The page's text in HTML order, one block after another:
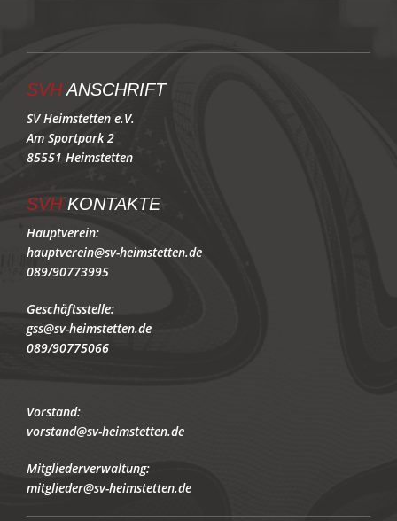
SVHANSCHRIFT
SV Heimstetten e.V.
Am Sportpark 2
85551 Heimstetten
SVHKONTAKTE
Hauptverein:
hauptverein@sv-heimstetten.de
089/90773995
Geschäftsstelle:
gss@sv-heimstetten.de
089/90775066
Vorstand:
vorstand@sv-heimstetten.de
Mitgliederverwaltung:
mitglieder@sv-heimstetten.de